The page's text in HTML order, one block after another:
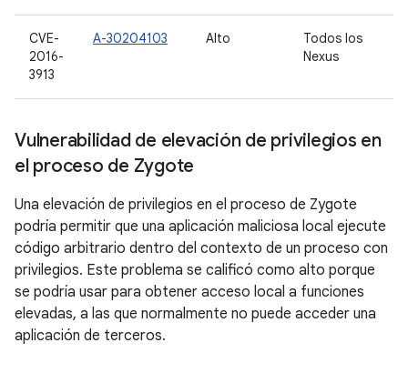
CVE-
2016-
3913
A-30204103 Alto
Todos los
Nexus
Vulnerabilidad de elevación de privilegios en
el proceso de Zygote
Una elevación de privilegios en el proceso de Zygote
podría permitir que una aplicación maliciosa local ejecute
código arbitrario dentro del contexto de un proceso con
privilegios. Este problema se calificó como alto porque
se podría usar para obtener acceso local a funciones
elevadas, a las que normalmente no puede acceder una
aplicación de terceros.